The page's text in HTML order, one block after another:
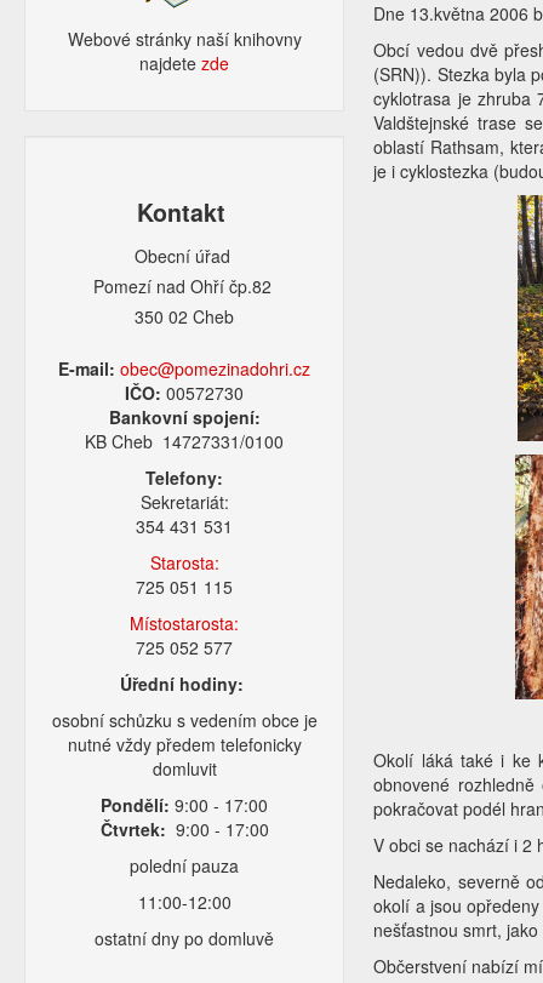
Webové stránky naší knihovny
najdetezde​
Kontakt
Obecní úřad
Pomezí nad Ohří čp.82
350 02 Cheb
E-mail: obec@pomezinadohri.cz
IČO:00572730
Bankovní spojení:
KB Cheb 14727331/0100
Telefony:
Sekretariát:
354 431 531
Starosta:
725 051 115
Místostarosta:
725 052 577
Úřední hodiny:
osobní schůzku s vedením obce je
nutné vždy předem telefonicky
domluvit
Pondělí: 9:00 - 17:00
Čtvrtek: 9:00 - 17:00
polední pauza
11:00-12:00
ostatní dny po domluvě
Dne 13.května 2006
Obcí vedou dvě
(SRN)). Stezka byla
cyklotrasa je zhruba
Valdštejnské trase
oblastí Rathsam,
je i cyklostezka
Okolí láká také i ke
obnovené
pokračovat podél
V obci se nachází i 2
Nedaleko, severně
okolí a jsou
nešťastnou smrt,
Občerstvení nabízí